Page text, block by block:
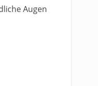
Augen